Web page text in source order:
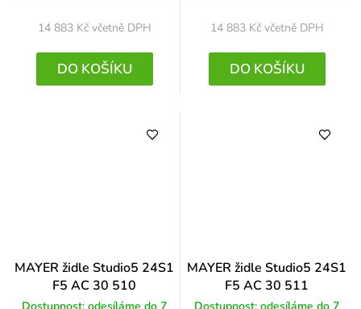
14 883 Kč včetně DPH
DO KOŠÍKU
14 883 Kč včetně DPH
DO KOŠÍKU
MAYER židle Studio5 24S1
F5 AC 30 510
MAYER židle Studio5 24S1
F5 AC 30 511